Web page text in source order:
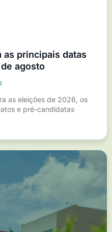
principais datas
agosto
as eleições de 2026, os
e pré-candidatas